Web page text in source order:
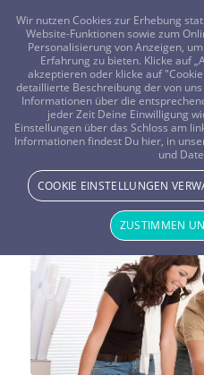
FRAGEN? KOSTENLOS
Wie erstellt man
Partnerhoroskop?
NEWS & STORYS
Wir nutzen Cookies zur Erhebung
Website-Funktionen sowie zum
Personalisierung von Anzeigen,
Erfahrung zu bieten. Klicke auf
akzeptieren oder klicke auf
detaillierte Beschreibung der von
Informationen über die
jeder Zeit Deine Einwilligung
Einstellungen über das Schloss am
Informationen findest Du hier, in
und
COOKIE EINSTELLUNGEN
ZUSTIMMEN